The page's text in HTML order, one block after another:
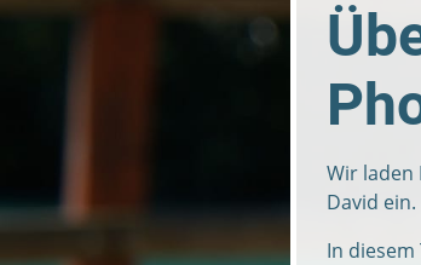
Wir laden
David ein.
In